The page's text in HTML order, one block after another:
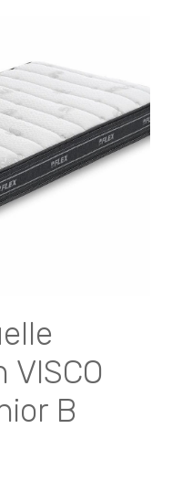
VISCO
B